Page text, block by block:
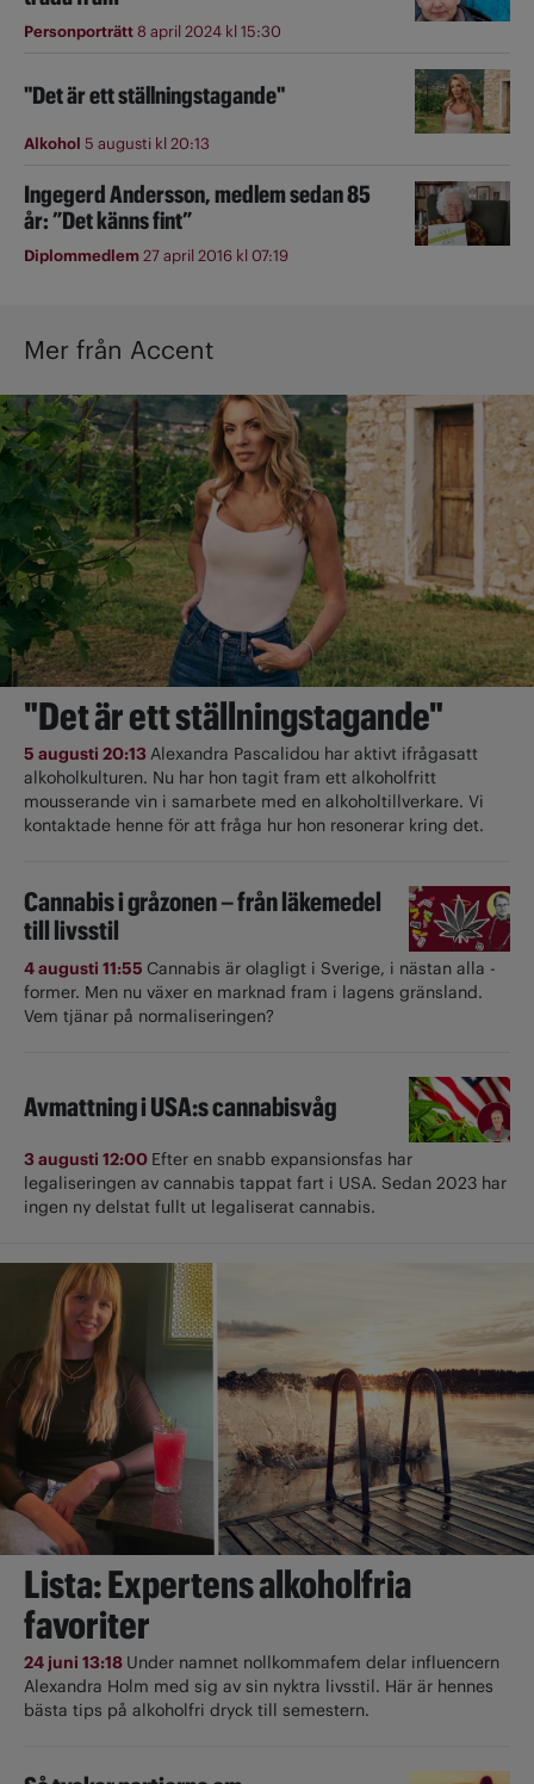
Personporträtt8 april 2024 kl 15:30
"Det är ett ställningstagande"
Alkohol 5 augusti kl 20:13
Ingegerd Andersson, medlem sedan 85
år: ”Det känns fint”
Diplommedlem27 april 2016 kl 07:19
Mer från Accent
"Det är ett ställningstagande"
5 augusti 20:13Alexandra Pascalidou har aktivt ifrågasatt
alkoholkulturen. Nu har hon tagit fram ett alkoholfritt
mousserande vin i samarbete med en alkoholtillverkare. Vi
kontaktade henne för att fråga hur hon resonerar kring det.
Cannabis i gråzonen – från läkemedel
till livsstil
4 augusti 11:55 Cannabis är olagligt i ­Sverige, i nästan alla ­
former. Men nu växer en marknad fram i lagens gränsland.
Vem tjänar på normaliseringen?
Avmattning i USA:s cannabisvåg
3 augusti 12:00 Efter en snabb expansionsfas har
legaliseringen av cannabis tappat fart i USA. Sedan 2023 har
ingen ny delstat fullt ut ­legaliserat cannabis.
Lista: Expertens alkoholfria
favoriter
24 juni 13:18 Under namnet nollkommafem delar influencern
Alexandra Holm med sig av sin nyktra livsstil. Här är hennes
bästa tips på alkoholfri dryck till semestern.